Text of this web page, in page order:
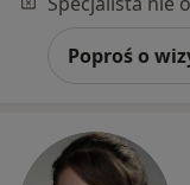
Poproś o